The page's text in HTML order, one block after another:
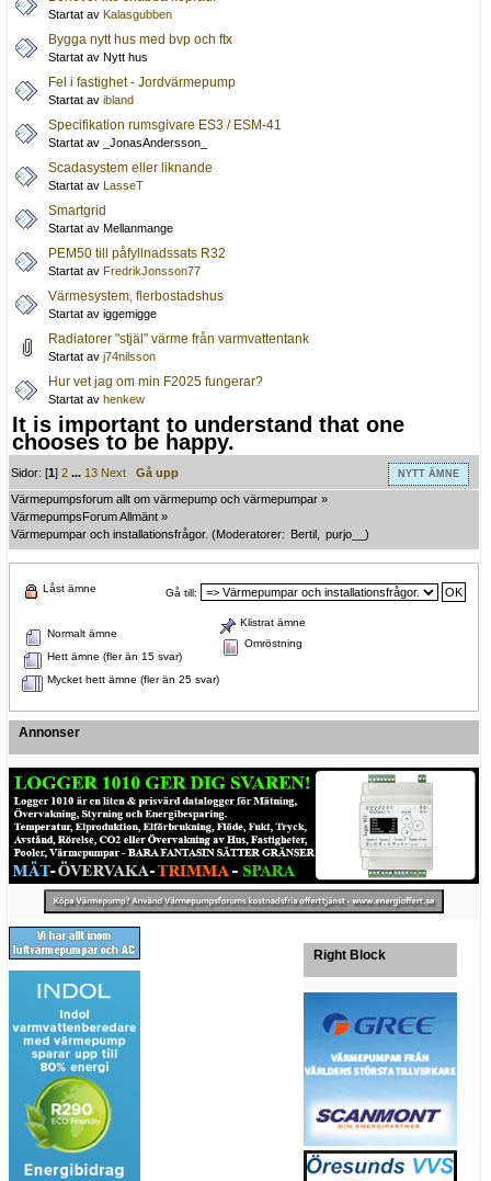
Startat av Kalasgubben
Bygga nytt hus med bvp och ftx
Startat av Nytt hus
Fel i fastighet - Jordvärmepump
Startat av ibland
Specifikation rumsgivare ES3 / ESM-41
Startat av _JonasAndersson_
Scadasystem eller liknande
Startat av LasseT
Smartgrid
Startat av Mellanmange
PEM50 till påfyllnadssats R32
Startat av FredrikJonsson77
Värmesystem, flerbostadshus
Startat av iggemigge
Radiatorer "stjäl" värme från varmvattentank
Startat av j74nilsson
Hur vet jag om min F2025 fungerar?
Startat av henkew
It is important to understand that one
chooses to be happy.
NYTT ÄMNE
Sidor: [1]2 ...13 Next
Gå upp
Värmepumpsforum allt om värmepump och värmepumpar »
VärmepumpsForum Allmänt »
Värmepumpar och installationsfrågor. (Moderatorer: Bertil purjo__ )
Gå till:
Normalt ämne
Hett ämne (fler än 15 svar)
Mycket hett ämne (fler än 25 svar)
Låst ämne
Klistrat ämne
Omröstning
Annonser
Right Block